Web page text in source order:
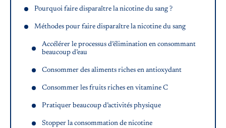
Pourquoi faire disparaître la nicotine du sang ?
Méthodes pour faire disparaître la nicotine du sang
Accélérer le processus d’élimination en consommant
beaucoup d’eau
Consommer des aliments riches en antioxydant
Consommer les fruits riches en vitamine C
Pratiquer beaucoup d’activités physique
Stopper la consommation de nicotine